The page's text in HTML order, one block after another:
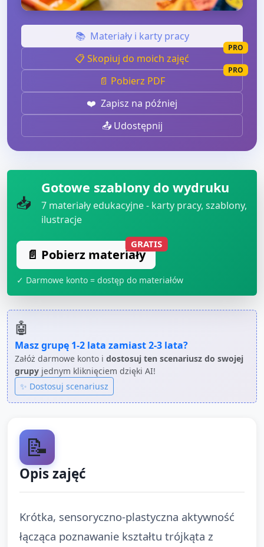
📚 Materiały i karty pracy
📋 Skopiuj do moich zajęć
PRO
📄 Pobierz PDF
PRO
❤️ Zapisz na później
📤 Udostępnij
📥
Gotowe szablony do wydruku
7 materiały edukacyjne - karty pracy, szablony,
ilustracje
📄 Pobierz materiały
GRATIS
✓ Darmowe konto = dostęp do materiałów
🤖
Masz grupę 1-2 lata zamiast2-3 lata?
Załóż darmowe konto i dostosuj ten scenariusz do swojej
grupy jednym kliknięciem dzięki AI!
✨ Dostosuj scenariusz
📝
Opis zajęć
Krótka, sensoryczno-plastyczna aktywność
łącząca poznawanie kształtu trójkąta z